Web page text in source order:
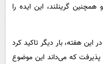
گرینلند، این ایده را
این هفته، بار دیگر تاکید کرد
پذیرفت که می‌داند این موضوع